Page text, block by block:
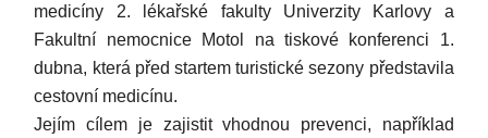
medicíny 2. lékařské fakulty Univerzity Karlovy a
Fakultní nemocnice Motol na tiskové konferenci 1.
dubna, která před startem turistické sezony představila
cestovní medicínu.
Jejím cílem je zajistit vhodnou prevenci, například